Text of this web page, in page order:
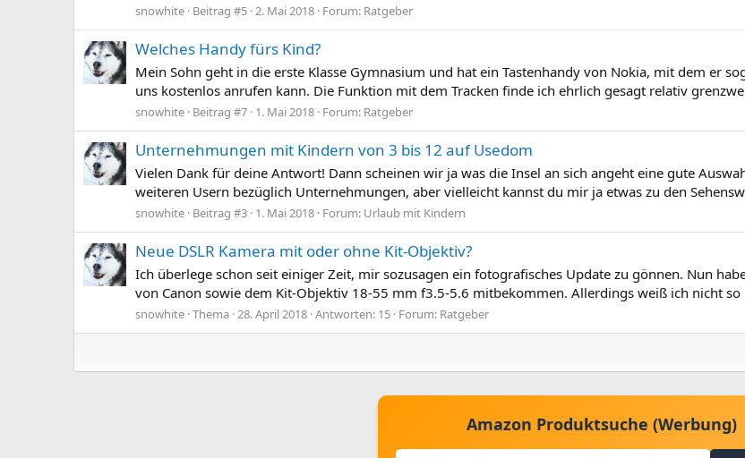
snowhite Beitrag #5 2. Mai 2018 Forum: Ratgeber
Welches Handy fürs Kind?
Mein Sohn geht in die erste Klasse Gymnasium und hat ein Tastenhandy von Nokia, mit dem er
uns kostenlos anrufen kann. Die Funktion mit dem Tracken finde ich ehrlich gesagt relativ
snowhite Beitrag #7 1. Mai 2018 Forum: Ratgeber
Unternehmungen mit Kindern von 3 bis 12 auf Usedom
Vielen Dank für deine Antwort! Dann scheinen wir ja was die Insel an sich angeht eine gute
weiteren Usern bezüglich Unternehmungen, aber vielleicht kannst du mir ja etwas zu den
snowhite Beitrag #3 1. Mai 2018 Forum: Urlaub mit Kindern
Neue DSLR Kamera mit oder ohne Kit-Objektiv?
Ich überlege schon seit einiger Zeit, mir sozusagen ein fotografisches Update zu gönnen. Nun
von Canon sowie dem Kit-Objektiv 18-55 mm f3.5-5.6 mitbekommen. Allerdings weiß ich nicht
snowhite Thema 28. April 2018 Antworten: 15 Forum: Ratgeber
Amazon Produktsuche (Werbung)